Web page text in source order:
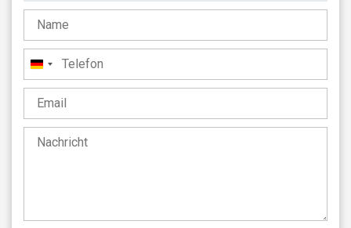
Deutschland
+49